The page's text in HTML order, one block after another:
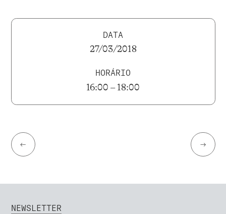
DATA
27/03/2018
HORÁRIO
16:00 – 18:00
← →
NEWSLETTER